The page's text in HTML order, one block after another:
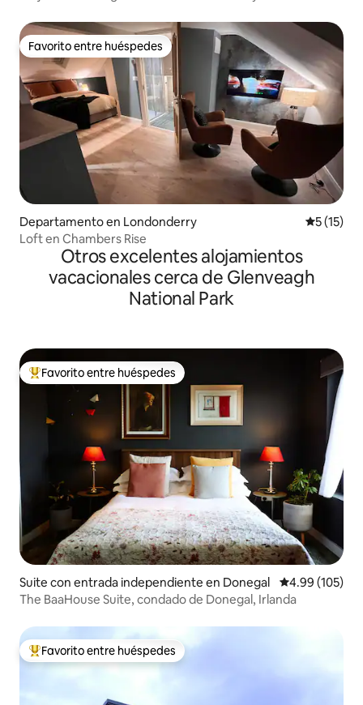
Favorito entre huéspedes
Favorito entre huéspedes
Departamento en Londonderry
5 (15)
Loft en Chambers Rise
Otros excelentes alojamientos
vacacionales cerca de Glenveagh
National Park
De los mejores en Favorito entre huéspedes
Favorito entre huéspedes
Suite con entrada independiente en Donegal Calificación
4.99 (105)
The BaaHouse Suite, condado de Donegal, Irlanda
De los mejores en Favorito entre huéspedes
Favorito entre huéspedes